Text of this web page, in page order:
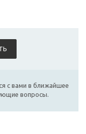
с вами в ближайшее
вопросы.